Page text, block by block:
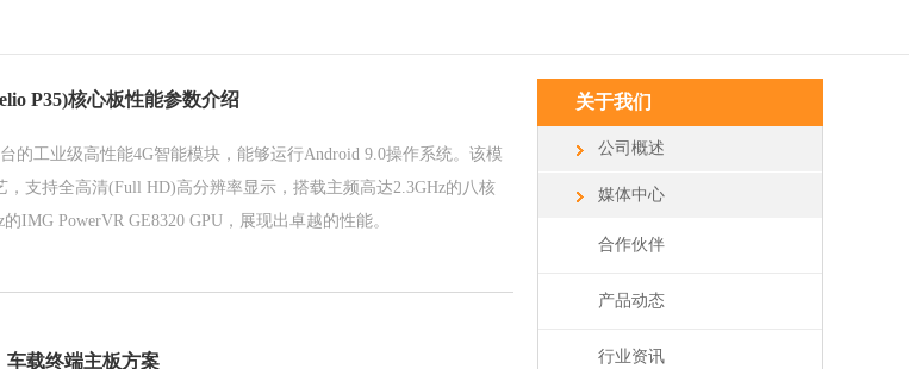
P35)核心板性能参数介绍
的工业级高性能4G智能模块，能够运行Android 9.0操作系统。该模
支持全高清(Full HD)高分辨率显示，搭载主频高达2.3GHz的八核
IMG PowerVR GE8320 GPU，展现出卓越的性能。
车载终端主板方案
关于我们
公司概述
媒体中心
合作伙伴
产品动态
行业资讯